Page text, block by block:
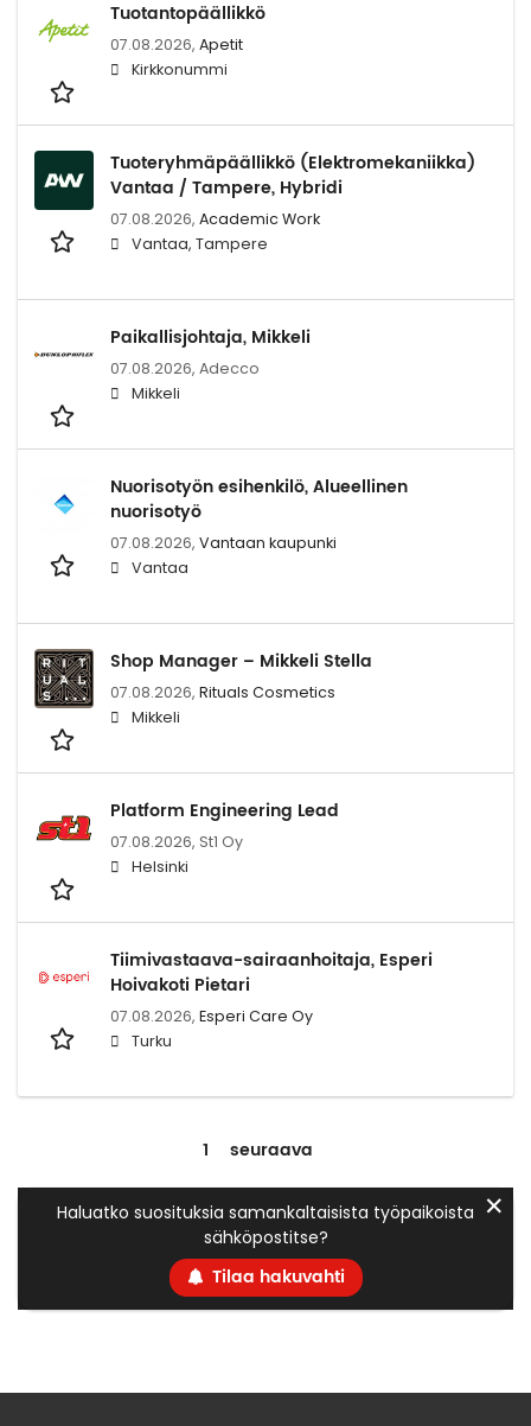
Tuotantopäällikkö
07.08.2026, Apetit
Kirkkonummi
Tuoteryhmäpäällikkö (Elektromekaniikka)
Vantaa / Tampere, Hybridi
07.08.2026, Academic Work
Vantaa, Tampere
Paikallisjohtaja, Mikkeli
07.08.2026, Adecco
Mikkeli
Nuorisotyön esihenkilö, Alueellinen
nuorisotyö
07.08.2026, Vantaan kaupunki
Vantaa
Shop Manager – Mikkeli Stella
07.08.2026, Rituals Cosmetics
Mikkeli
Platform Engineering Lead
07.08.2026, St1 Oy
Helsinki
Tiimivastaava-sairaanhoitaja, Esperi
Hoivakoti Pietari
07.08.2026, Esperi Care Oy
Turku
1 seuraava
Haluatko suosituksia samankaltaisista työpaikoista
sähköpostitse?
Tilaa hakuvahti
✕